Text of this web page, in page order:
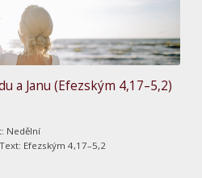
a Janu (Efezským 4,17–5,2)
Nedělní
Efezským 4,17–5,2